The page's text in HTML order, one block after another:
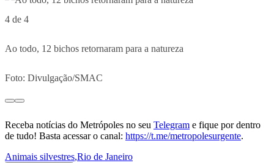
4 de 4
Ao todo, 12 bichos retornaram para a natureza
Foto: Divulgação/SMAC
Receba notícias do Metrópoles no seu Telegram e fique por dentro
de tudo! Basta acessar o canal: https://t.me/metropolesurgente.
Animais silvestres,Rio de Janeiro